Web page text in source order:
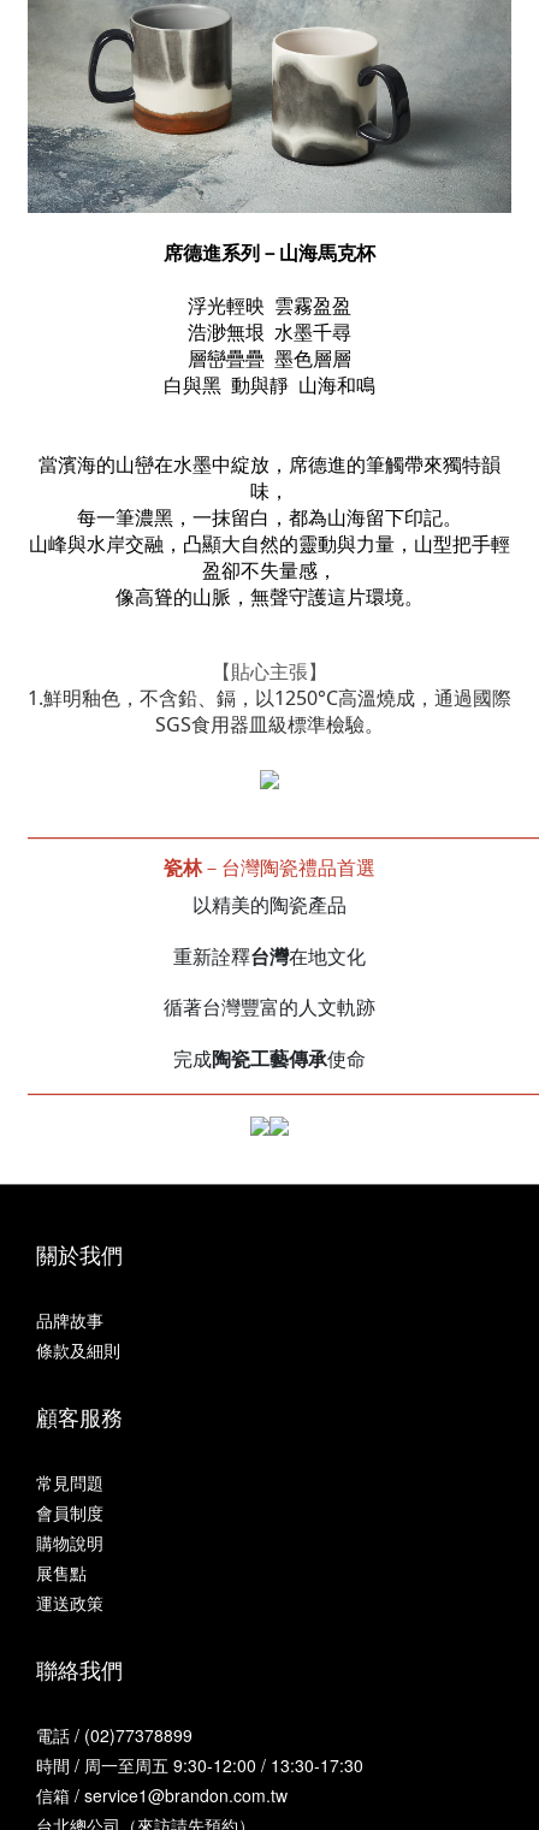
席德進系列－山海馬克杯
浮光輕映 雲霧盈盈
浩渺無垠 水墨千尋
層巒疊疊 墨色層層
白與黑 動與靜 山海和鳴
當濱海的山巒在水墨中綻放，席德進的筆觸帶來獨特韻
味，
每一筆濃黑，一抹留白，都為山海留下印記。
山峰與水岸交融，凸顯大自然的靈動與力量，山型把手輕
盈卻不失量感，
像高聳的山脈，無聲守護這片環境。
【貼心主張】
1.鮮明釉色，不含鉛、鎘，以1250°C高溫燒成，通過國際
SGS食用器皿級標準檢驗。
瓷林－台灣陶瓷禮品首選
以精美的陶瓷產品
重新詮釋台灣在地文化
循著台灣豐富的人文軌跡
完成陶瓷工藝傳承使命
關於我們
品牌故事
條款及細則
顧客服務
常見問題
會員制度
購物說明
展售點
運送政策
聯絡我們
電話 / (02)77378899
時間 / 周一至周五 9:30-12:00 / 13:30-17:30
信箱 / service1@brandon.com.tw